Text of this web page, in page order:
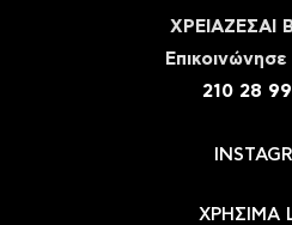
ΧΡΕΙΑΖΕΣΑΙ
210 28
ΧΡΗΣΙΜΑ